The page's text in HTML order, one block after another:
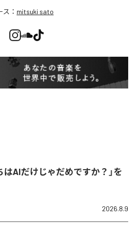
： mitsuki sato
はAIだけじゃだめですか？」を
2026.8.9